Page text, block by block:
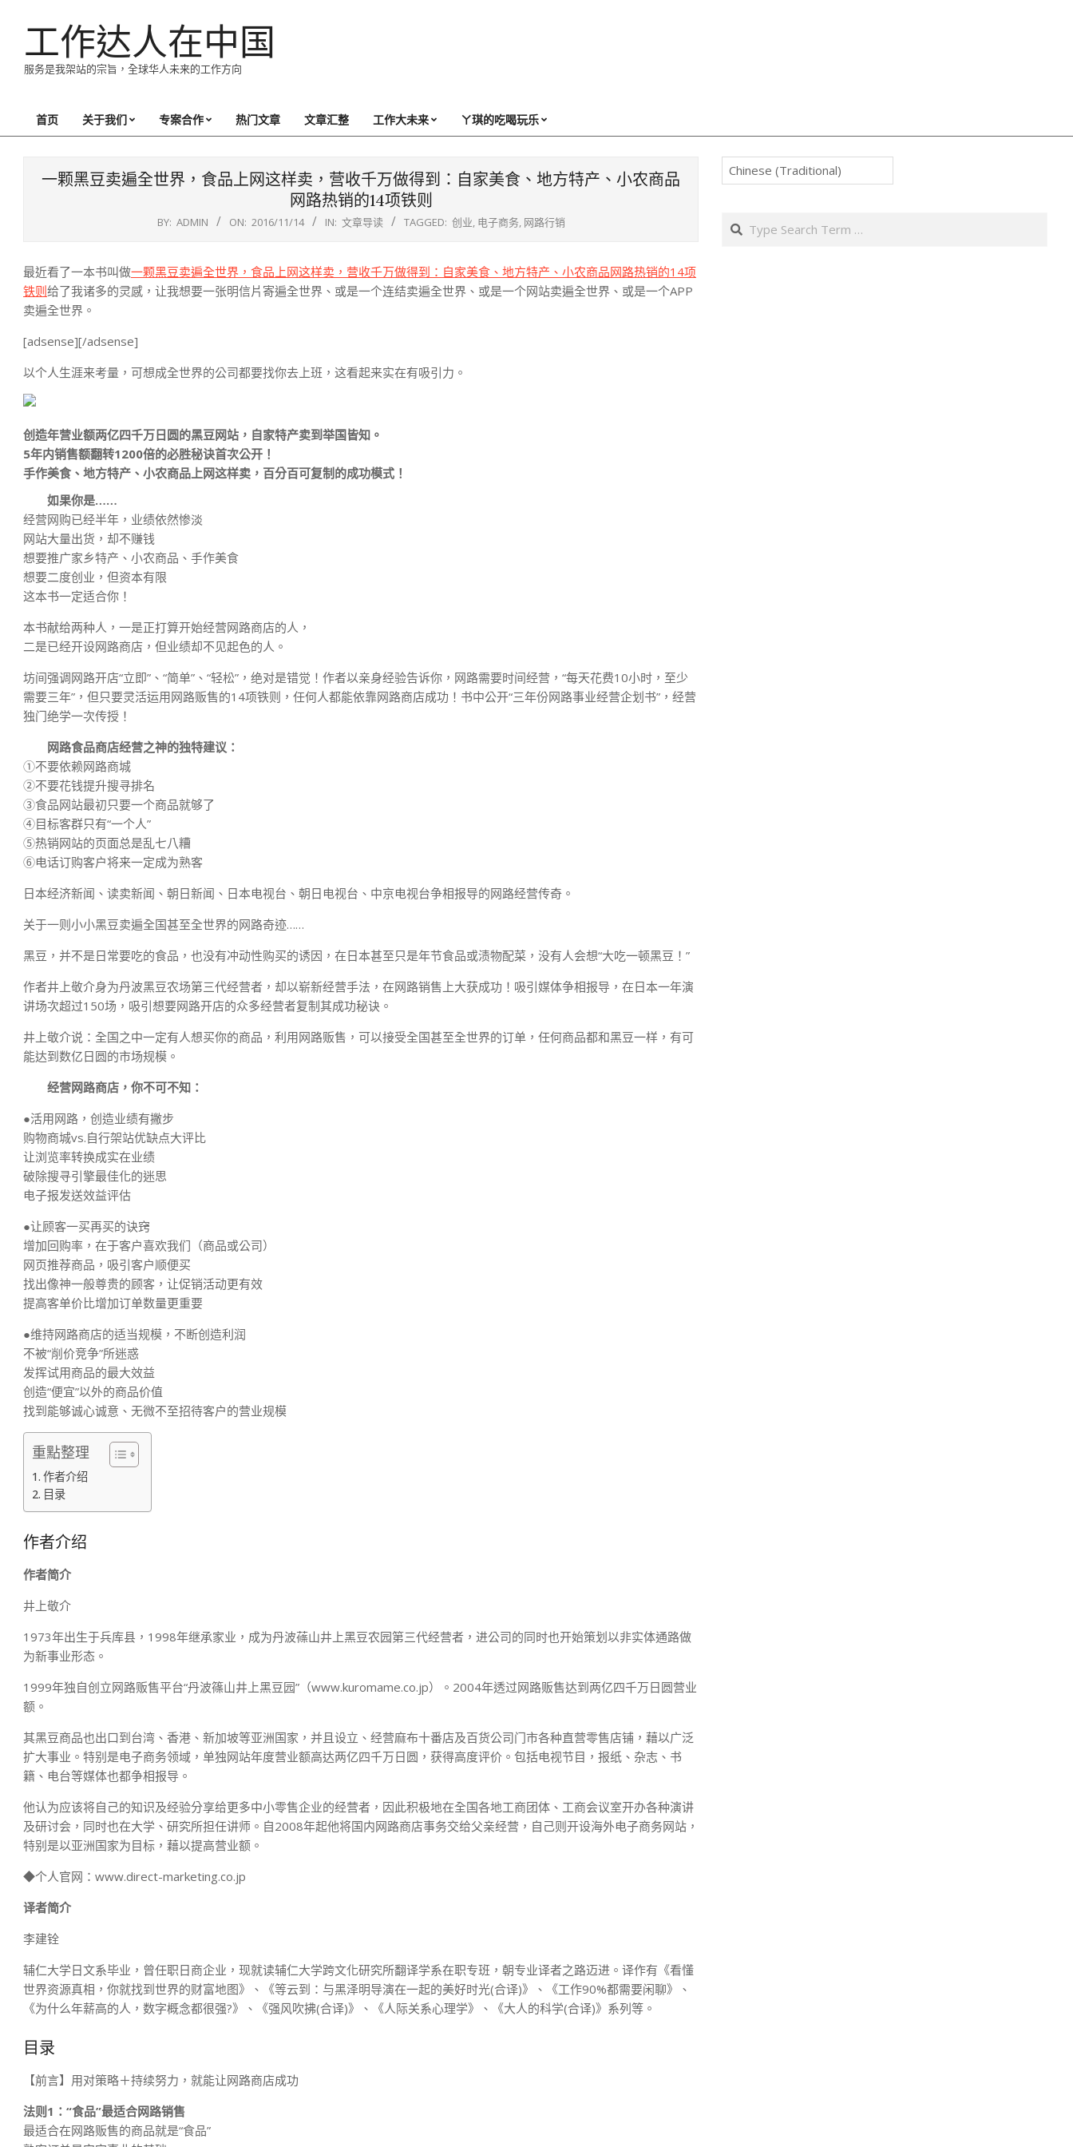
工作达人在中国
服务是我架站的宗旨，全球华人未来的工作方向
Primary
首页 关于我们 专案合作 热门文章 文章汇整 工作大未来 ㄚ琪的吃喝玩乐
一颗黑豆卖遍全世界，食品上网这样卖，营收千万做得到：自家美食、地方特产、小农商品
网路热销的14项铁则
BY: ADMIN ON: 2016/11/14 IN: 文章导读 TAGGED: 创业, 电子商务, 网路行销
最近看了一本书叫做一颗黑豆卖遍全世界，食品上网这样卖，营收千万做得到：自家美食、地方特产、小农商品网路热销的14项
铁则给了我诸多的灵感，让我想要一张明信片寄遍全世界、或是一个连结卖遍全世界、或是一个网站卖遍全世界、或是一个APP
卖遍全世界。
[adsense][/adsense]
以个人生涯来考量，可想成全世界的公司都要找你去上班，这看起来实在有吸引力。
创造年营业额两亿四千万日圆的黑豆网站，自家特产卖到举国皆知。
5年内销售额翻转1200倍的必胜秘诀首次公开！
手作美食、地方特产、小农商品上网这样卖，百分百可复制的成功模式！
如果你是……
经营网购已经半年，业绩依然惨淡
网站大量出货，却不赚钱
想要推广家乡特产、小农商品、手作美食
想要二度创业，但资本有限
这本书一定适合你！
本书献给两种人，一是正打算开始经营网路商店的人，
二是已经开设网路商店，但业绩却不见起色的人。
坊间强调网路开店“立即”、“简单”、“轻松”，绝对是错觉！作者以亲身经验告诉你，网路需要时间经营，“每天花费10小时，至少
需要三年”，但只要灵活运用网路贩售的14项铁则，任何人都能依靠网路商店成功！书中公开“三年份网路事业经营企划书”，经营
独门绝学一次传授！
网路食品商店经营之神的独特建议：
①不要依赖网路商城
②不要花钱提升搜寻排名
③食品网站最初只要一个商品就够了
④目标客群只有“一个人”
⑤热销网站的页面总是乱七八糟
⑥电话订购客户将来一定成为熟客
日本经济新闻、读卖新闻、朝日新闻、日本电视台、朝日电视台、中京电视台争相报导的网路经营传奇。
关于一则小小黑豆卖遍全国甚至全世界的网路奇迹……
黑豆，并不是日常要吃的食品，也没有冲动性购买的诱因，在日本甚至只是年节食品或渍物配菜，没有人会想“大吃一顿黑豆！”
作者井上敬介身为丹波黑豆农场第三代经营者，却以崭新经营手法，在网路销售上大获成功！吸引媒体争相报导，在日本一年演
讲场次超过150场，吸引想要网路开店的众多经营者复制其成功秘诀。
井上敬介说：全国之中一定有人想买你的商品，利用网路贩售，可以接受全国甚至全世界的订单，任何商品都和黑豆一样，有可
能达到数亿日圆的市场规模。
经营网路商店，你不可不知：
●活用网路，创造业绩有撇步
购物商城vs.自行架站优缺点大评比
让浏览率转换成实在业绩
破除搜寻引擎最佳化的迷思
电子报发送效益评估
●让顾客一买再买的诀窍
增加回购率，在于客户喜欢我们（商品或公司）
网页推荐商品，吸引客户顺便买
找出像神一般尊贵的顾客，让促销活动更有效
提高客单价比增加订单数量更重要
●维持网路商店的适当规模，不断创造利润
不被“削价竞争”所迷惑
发挥试用商品的最大效益
创造“便宜”以外的商品价值
找到能够诚心诚意、无微不至招待客户的营业规模
重點整理
作者介绍
目录
作者介绍
作者简介
井上敬介
1973年出生于兵库县，1998年继承家业，成为丹波蓧山井上黑豆农园第三代经营者，进公司的同时也开始策划以非实体通路做
为新事业形态。
1999年独自创立网路贩售平台“丹波篠山井上黑豆园”（www.kuromame.co.jp）。2004年透过网路贩售达到两亿四千万日圆营业
额。
其黑豆商品也出口到台湾、香港、新加坡等亚洲国家，并且设立、经营麻布十番店及百货公司门市各种直营零售店铺，藉以广泛
扩大事业。特别是电子商务领域，单独网站年度营业额高达两亿四千万日圆，获得高度评价。包括电视节目，报纸、杂志、书
籍、电台等媒体也都争相报导。
他认为应该将自己的知识及经验分享给更多中小零售企业的经营者，因此积极地在全国各地工商团体、工商会议室开办各种演讲
及研讨会，同时也在大学、研究所担任讲师。自2008年起他将国内网路商店事务交给父亲经营，自己则开设海外电子商务网站，
特别是以亚洲国家为目标，藉以提高营业额。
◆个人官网：www.direct-marketing.co.jp
译者简介
李建铨
辅仁大学日文系毕业，曾任职日商企业，现就读辅仁大学跨文化研究所翻译学系在职专班，朝专业译者之路迈进。译作有《看懂
世界资源真相，你就找到世界的财富地图》、《等云到：与黑泽明导演在一起的美好时光(合译)》、《工作90%都需要闲聊》、
《为什么年薪高的人，数字概念都很强?》、《强风吹拂(合译)》、《人际关系心理学》、《大人的科学(合译)》系列等。
目录
【前言】用对策略＋持续努力，就能让网路商店成功
法则1：“食品”最适合网路销售
最适合在网路贩售的商品就是“食品”
Search